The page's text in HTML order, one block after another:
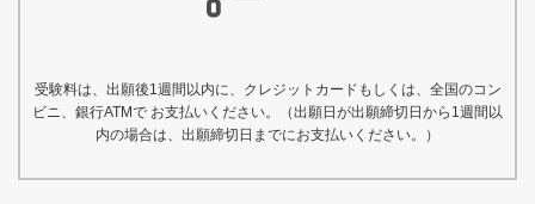
受験料は、出願後1週間以内に、クレジットカードもしくは、全国のコン
ビニ、銀行ATMで お支払いください。（出願日が出願締切日から1週間以
内の場合は、出願締切日までにお支払いください。）